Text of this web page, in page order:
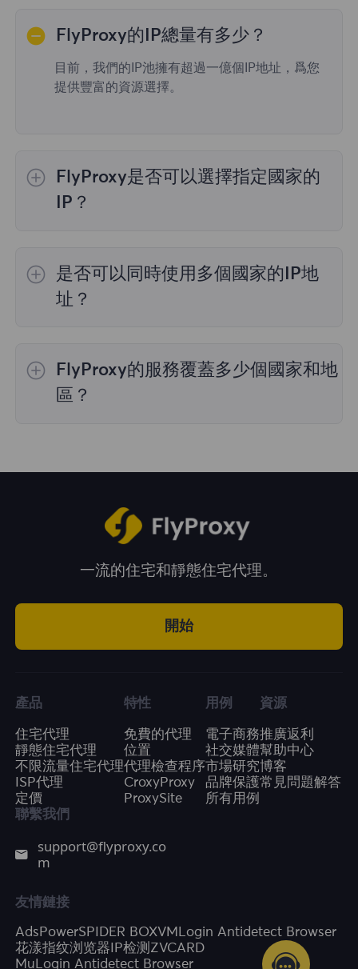
FlyProxy的IP總量有多少？
目前，我們的IP池擁有超過一億個IP地址，爲您
提供豐富的資源選擇。
FlyProxy是否可以選擇指定國家的
IP？
的代理選擇； 靜態住宅代理提供36個國家的代
理，購買時您可以選擇所需的國家。
是否可以同時使用多個國家的IP地
址？
有用。您可以在管理面板中自由選擇和切換不同
國家的IP地址。
FlyProxy的服務覆蓋多少個國家和地
區？
一流的住宅和靜態住宅代理。
開始
產品
住宅代理
靜態住宅代理
不限流量住宅代理
ISP代理
定價
特性
免費的代理
位置
代理檢查程序
CroxyProxy
ProxySite
用例
電子商務
社交媒體
市場研究
品牌保護
所有用例
資源
推廣返利
幫助中心
博客
常見問題解答
聯繫我們
support@flyproxy.co
m
友情鏈接
AdsPowerSPIDER BOXVMLogin Antidetect Browser
花漾指纹浏览器 IP检测 ZVCARD
MuLogin Antidetect Browser